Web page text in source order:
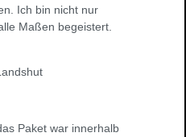
Ich bin nicht nur
Maßen begeistert.
Paket war innerhalb